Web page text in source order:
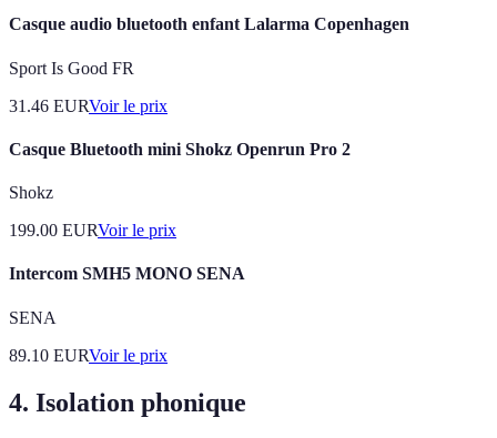
Casque audio bluetooth enfant Lalarma Copenhagen
Sport Is Good FR
31.46 EURVoir le prix
Casque Bluetooth mini Shokz Openrun Pro 2
Shokz
199.00 EURVoir le prix
Intercom SMH5 MONO SENA
SENA
89.10 EURVoir le prix
4. Isolation phonique